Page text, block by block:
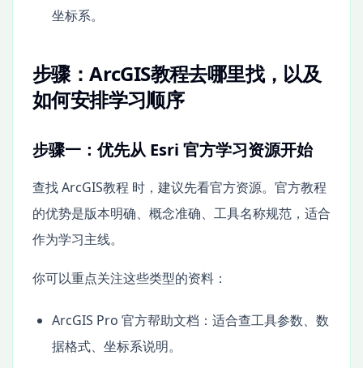
坐标系。
步骤：ArcGIS教程去哪里找，以及
如何安排学习顺序
步骤一：优先从 Esri 官方学习资源开始
查找 ArcGIS教程 时，建议先看官方资源。官方教程
的优势是版本明确、概念准确、工具名称规范，适合
作为学习主线。
你可以重点关注这些类型的资料：
ArcGIS Pro 官方帮助文档：适合查工具参数、数
据格式、坐标系说明。